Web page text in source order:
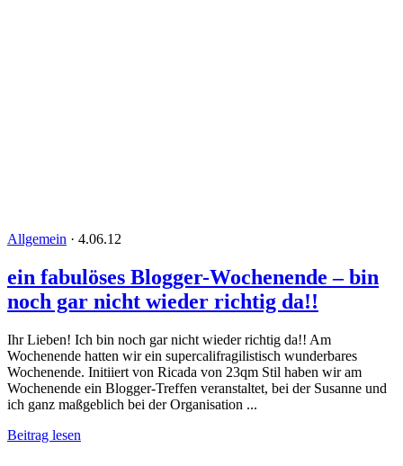
Allgemein · 4.06.12
ein fabulöses Blogger-Wochenende – bin
noch gar nicht wieder richtig da!!
Ihr Lieben! Ich bin noch gar nicht wieder richtig da!! Am
Wochenende hatten wir ein supercalifragilistisch wunderbares
Wochenende. Initiiert von Ricada von 23qm Stil haben wir am
Wochenende ein Blogger-Treffen veranstaltet, bei der Susanne und
ich ganz maßgeblich bei der Organisation ...
Beitrag lesen